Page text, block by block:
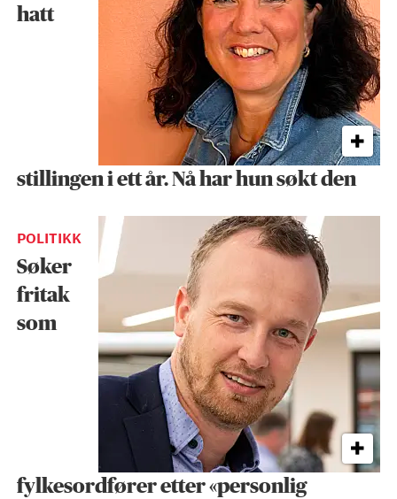
hatt
stillingen i ett år. Nå har hun søkt den
POLITIKK
Søker
fritak
som
fylkesordfører etter «personlig